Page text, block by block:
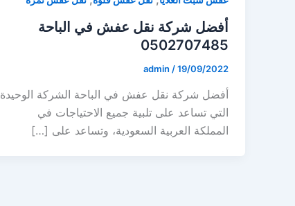
أفضل شركة نقل عفش في الباحة
0502707485
admin /19/09/2022
أفضل شركة نقل عفش في الباحة الشركة الوحيدة
التي تساعد على تلبية جميع الاحتياجات في
المملكة العربية السعودية، وتساعد على […]